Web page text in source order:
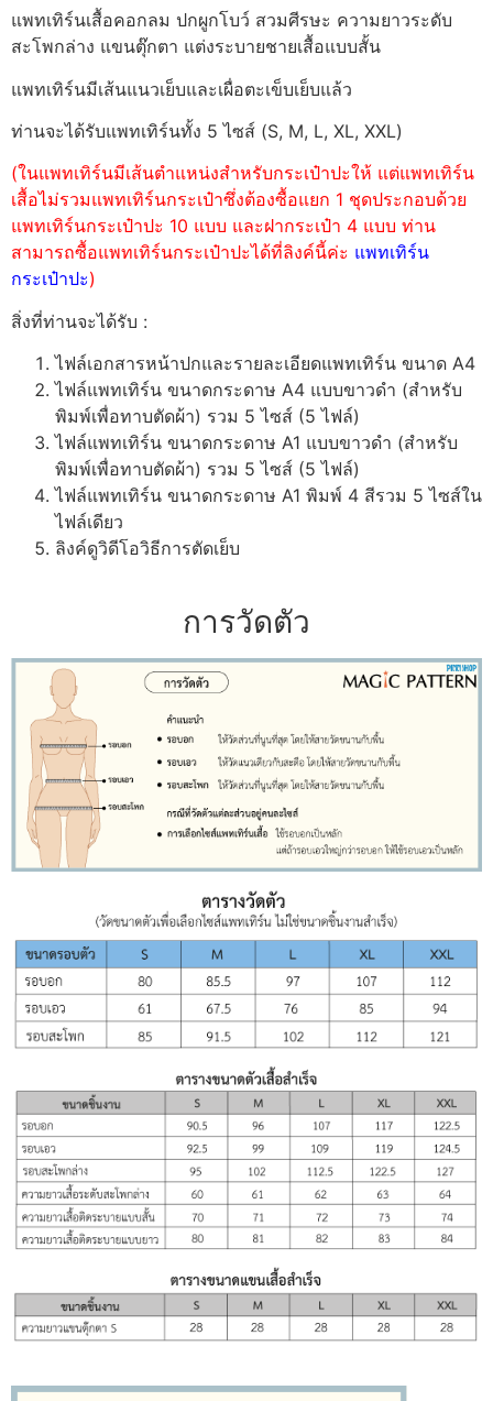
แพทเทิร์นเสื้อคอกลม ปกผูกโบว์ สวมศีรษะ ความยาวระดับ
สะโพกล่าง แขนตุ๊กตา แต่งระบายชายเสื้อแบบสั้น
แพทเทิร์นมีเส้นแนวเย็บและเผื่อตะเข็บเย็บแล้ว
ท่านจะได้รับแพทเทิร์นทั้ง 5 ไซส์ (S, M, L, XL, XXL)
(ในแพทเทิร์นมีเส้นตำแหน่งสำหรับกระเป๋าปะให้ แต่แพทเทิร์น
เสื้อไม่รวมแพทเทิร์นกระเป๋าซึ่งต้องซื้อแยก 1 ชุดประกอบด้วย
แพทเทิร์นกระเป๋าปะ 10 แบบ และฝากระเป๋า 4 แบบ ท่าน
สามารถซื้อแพทเทิร์นกระเป๋าปะได้ที่ลิงค์นี้ค่ะ แพทเทิร์น
กระเป๋าปะ)
สิ่งที่ท่านจะได้รับ :
ไฟล์เอกสารหน้าปกและรายละเอียดแพทเทิร์น ขนาด A4
ไฟล์แพทเทิร์น ขนาดกระดาษ A4 แบบขาวดำ (สำหรับ
พิมพ์เพื่อทาบตัดผ้า) รวม 5 ไซส์ (5 ไฟล์)
ไฟล์แพทเทิร์น ขนาดกระดาษ A1 แบบขาวดำ (สำหรับ
พิมพ์เพื่อทาบตัดผ้า) รวม 5 ไซส์ (5 ไฟล์)
ไฟล์แพทเทิร์น ขนาดกระดาษ A1 พิมพ์ 4 สีรวม 5 ไซส์ใน
ไฟล์เดียว
ลิงค์ดูวิดีโอวิธีการตัดเย็บ
การวัดตัว